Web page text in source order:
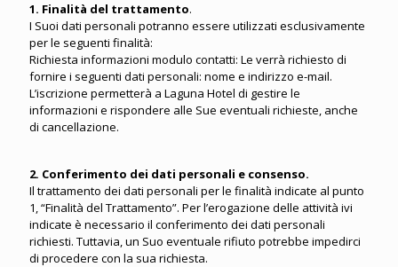
1. Finalità del trattamento.
I Suoi dati personali potranno essere utilizzati esclusivamente
per le seguenti finalità:
Richiesta informazioni modulo contatti: Le verrà richiesto di
fornire i seguenti dati personali: nome e indirizzo e-mail.
L’iscrizione permetterà a Laguna Hotel di gestire le
informazioni e rispondere alle Sue eventuali richieste, anche
di cancellazione.
2. Conferimento dei dati personali e consenso.
Il trattamento dei dati personali per le finalità indicate al punto
1, “Finalità del Trattamento”. Per l’erogazione delle attività ivi
indicate è necessario il conferimento dei dati personali
richiesti. Tuttavia, un Suo eventuale rifiuto potrebbe impedirci
di procedere con la sua richiesta.